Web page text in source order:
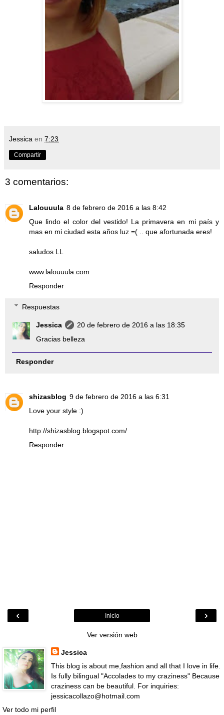
Jessica en 7:23
Compartir
3 comentarios:
Lalouuula 8 de febrero de 2016 a las 8:42
Que lindo el color del vestido! La primavera en mi país y
mas en mi ciudad esta años luz =( .. que afortunada eres!
saludos LL
www.lalouuula.com
Responder
Respuestas
Jessica
20 de febrero de 2016 a las 18:35
Gracias belleza
Responder
shizasblog 9 de febrero de 2016 a las 6:31
Love your style :)
http://shizasblog.blogspot.com/
Responder
‹ ›
Inicio
Ver versión web
Jessica
This blog is about me,fashion and all that I love in life.
Is fully bilingual "Accolades to my craziness" Because
craziness can be beautiful. For inquiries:
jessicacollazo@hotmail.com
Ver todo mi perfil